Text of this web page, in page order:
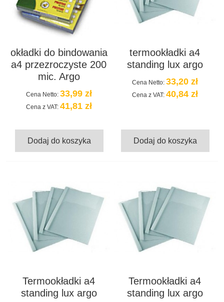
okładki do bindowania
a4 przezroczyste 200
mic. Argo
Cena Netto: 33,99 zł
Cena z VAT: 41,81 zł
Dodaj do koszyka
termookładki a4
standing lux argo
Cena Netto: 33,20 zł
Cena z VAT: 40,84 zł
Dodaj do koszyka
Termookładki a4
standing lux argo
Termookładki a4
standing lux argo